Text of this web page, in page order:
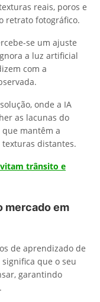
reais, poros e
retrato fotográfico.
se um ajuste
a luz artificial
com a
onde a IA
as lacunas do
mantêm a
distantes.
trânsito e
mercado em
de aprendizado de
que o seu
garantindo